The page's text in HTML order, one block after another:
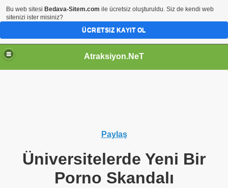
Atraksiyon.NeT
Paylaş
Üniversitelerde Yeni Bir
Porno Skandalı
Bu web sitesi Bedava-Sitem.com ile ücretsiz oluşturuldu. Siz de kendi web
sitenizi ister misiniz?
ÜCRETSIZ KAYIT OL